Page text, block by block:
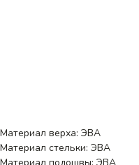
Материал верха: ЭВА
Материал стельки: ЭВА